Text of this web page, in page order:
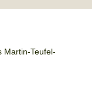
Martin-Teufel-